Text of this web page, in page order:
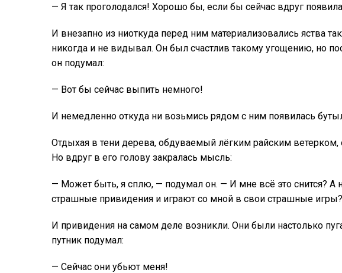
— Я так проголодался! Хорошо бы, если бы сейчас вдруг
И внезапно из ниоткуда перед ним материализовались яства
никогда и не видывал. Он был счастлив такому угощению, но
он подумал:
— Вот бы сейчас выпить немного!
И немедленно откуда ни возьмись рядом с ним появилась
Отдыхая в тени дерева, обдуваемый лёгким райским ветерком,
Но вдруг в его голову закралась мысль:
— Может быть, я сплю, — подумал он. — И мне всё это снится? А
страшные привидения и играют со мной в свои страшные игры?
И привидения на самом деле возникли. Они были настолько
путник подумал:
— Сейчас они убьют меня!